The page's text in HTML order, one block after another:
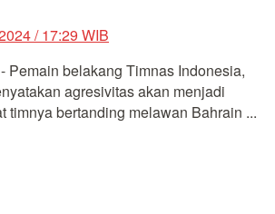
/ 17:29 WIB
Pemain belakang Timnas Indonesia,
agresivitas akan menjadi
timnya bertanding melawan Bahrain ...